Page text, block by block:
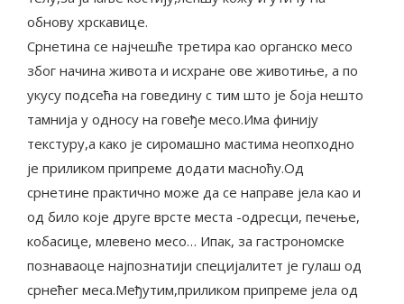
обнову хрскавице.
Срнетина се најчешће третира као органско месо
због начина живота и исхране ове животиње, а по
укусу подсећа на говедину с тим што је боја нешто
тамнија у односу на говеђе месо.Има финију
текстуру,а како је сиромашно мастима неопходно
је приликом припреме додати масноћу.Од
срнетине практично може да се направе јела као и
од било које друге врсте места -одресци, печење,
кобасице, млевено месо… Ипак, за гастрономске
познаваоце најпознатији специјалитет је гулаш од
срнећег меса.Међутим,приликом припреме јела од